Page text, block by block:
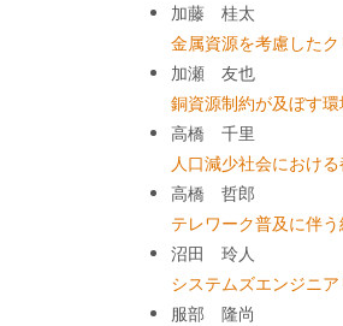
加藤 桂太
金属資源を考慮した
加瀬 友也
銅資源制約が及ぼす
高橋 千里
人口減少社会におけ
高橋 哲郎
テレワーク普及に伴
沼田 玲人
システムズエンジニ
服部 隆尚